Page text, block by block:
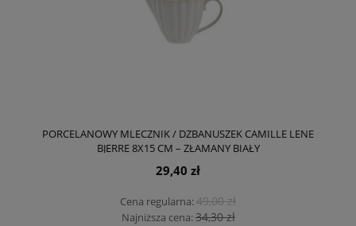
PORCELANOWY MLECZNIK / DZBANUSZEK CAMILLE LENE
BJERRE 8X15 CM – ZŁAMANY BIAŁY
29,40 zł
Cena regularna:49,00 zł
Najniższa cena:34,30 zł